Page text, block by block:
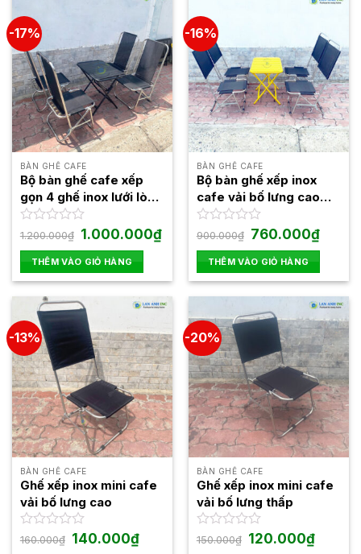
-17%
BÀN GHẾ CAFE
Bộ bàn ghế cafe xếp
gọn 4 ghế inox lưới lò
xo khung to lưng thấp
BBGX04
Được
hạng
0
5
sao
1.200.000₫ Giá
gốc
là:
1.200.000₫.
1.000.000₫Giá
hiện
1.000.000₫.
THÊM VÀO GIỎ HÀNG
-16%
BÀN GHẾ CAFE
Bộ bàn ghế xếp inox
cafe vải bố lưng cao
gấp gọn giá rẻ
Được
hạng
0
5
sao
900.000₫ Giá
gốc
là:
900.000₫.
760.000₫Giá
hiện
tại
là:
THÊM VÀO GIỎ HÀNG
-13%
BÀN GHẾ CAFE
Ghế xếp inox mini cafe
vải bố lưng cao
Được
160.000₫ Giá
gốc
140.000₫Giá
hiện
-20%
BÀN GHẾ CAFE
Ghế xếp inox mini cafe
vải bố lưng thấp
Được
150.000₫ Giá
gốc
120.000₫Giá
hiện